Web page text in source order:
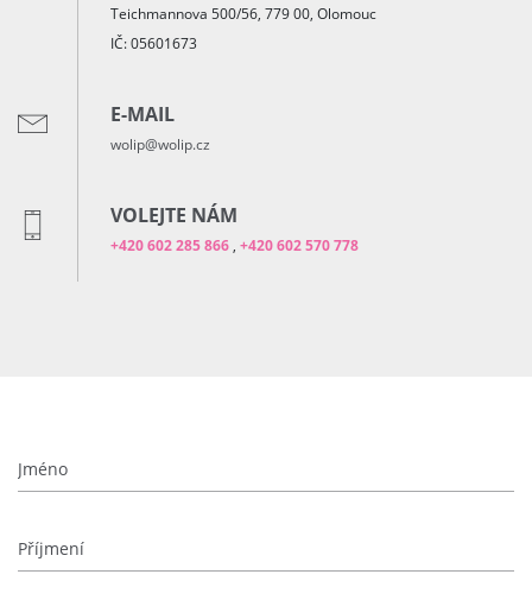
Teichmannova 500/56, 779 00, Olomouc
IČ: 05601673
E-MAIL
wolip@wolip.cz
VOLEJTE NÁM
+420 602 285 866 +420 602 570 778